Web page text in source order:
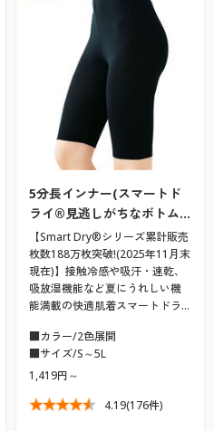
5分長インナー(スマートド
ライ®見逃しがちなボトム…
【Smart Dry®シリーズ累計販売
枚数188万枚突破!(2025年11月末
現在)】接触冷感や吸汗・速乾、
吸放湿機能など夏にうれしい機
能満載の快適肌着スマートドラ…
■カラー/2色展開
■サイズ/S～5L
1,419円～
4.19(176件)